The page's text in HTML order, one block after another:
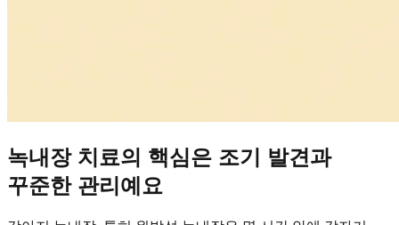
녹내장 치료의 핵심은 조기 발견과
꾸준한 관리예요